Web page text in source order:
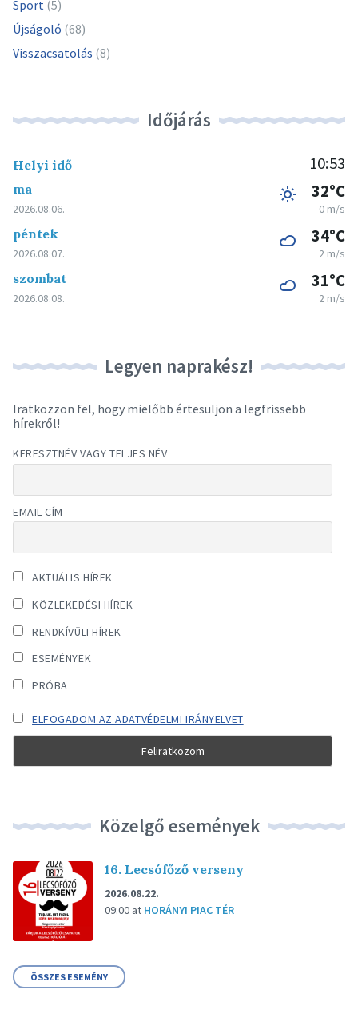
Sport (5)
Újságoló (68)
Visszacsatolás (8)
Időjárás
Helyi idő 10:53
ma
2026.08.06.
32°C
0 m/s
péntek
2026.08.07.
34°C
2 m/s
szombat
2026.08.08.
31°C
2 m/s
Legyen naprakész!
Iratkozzon fel, hogy mielőbb értesüljön a legfrissebb
hírekről!
KERESZTNÉV VAGY TELJES NÉV
EMAIL CÍM
AKTUÁLIS HÍREK
KÖZLEKEDÉSI HÍREK
RENDKÍVÜLI HÍREK
ESEMÉNYEK
PRÓBA
ELFOGADOM AZ ADATVÉDELMI IRÁNYELVET
Közelgő események
16. Lecsófőző verseny
2026.08.22.
09:00 at HORÁNYI PIAC TÉR
ÖSSZES ESEMÉNY